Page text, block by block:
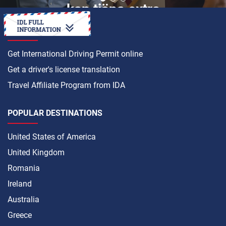
kan tjäna extra
inkomst
HOW TO
Get International Driving Permit online
Get a driver's license translation
Travel Affiliate Program from IDA
POPULAR DESTINATIONS
United States of America
United Kingdom
Romania
Ireland
Australia
Greece